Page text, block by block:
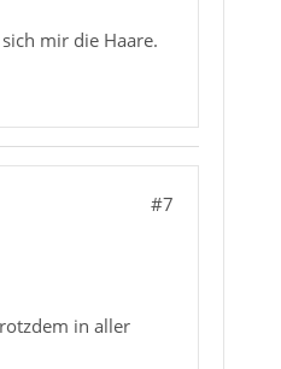
mir die Haare.
#7
in aller